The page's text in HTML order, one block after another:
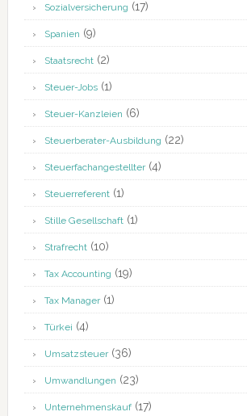
Sozialversicherung (17)
Spanien (9)
Staatsrecht(2)
Steuer-Jobs(1)
Steuer-Kanzleien (6)
Steuerberater-Ausbildung (22)
Steuerfachangestellter(4)
Steuerreferent(1)
Stille Gesellschaft(1)
Strafrecht(10)
Tax Accounting (19)
Tax Manager(1)
Türkei (4)
Umsatzsteuer(36)
Umwandlungen (23)
Unternehmenskauf(17)